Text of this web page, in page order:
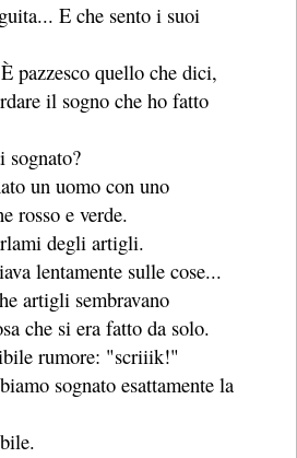
E che sento i suoi
pazzesco quello che dici,
il sogno che ho fatto
sognato?
un uomo con uno
rosso e verde.
degli artigli.
lentamente sulle cose...
artigli sembravano
che si era fatto da solo.
rumore: "scriiik!"
sognato esattamente la